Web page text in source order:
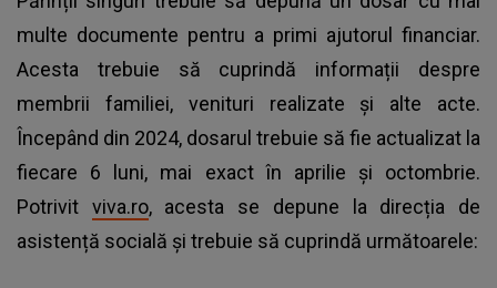
multe documente pentru a primi ajutorul financiar.
Acesta trebuie să cuprindă informații despre
membrii familiei, venituri realizate și alte acte.
Începând din 2024, dosarul trebuie să fie actualizat la
fiecare 6 luni, mai exact în aprilie și octombrie.
Potrivit viva.ro, acesta se depune la direcția de
asistență socială și trebuie să cuprindă următoarele: